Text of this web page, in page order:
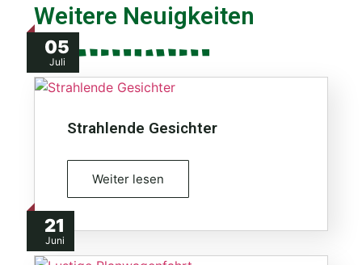
Weitere Neuigkeiten
05
Juli
Strahlende Gesichter
Weiter lesen
21
Juni